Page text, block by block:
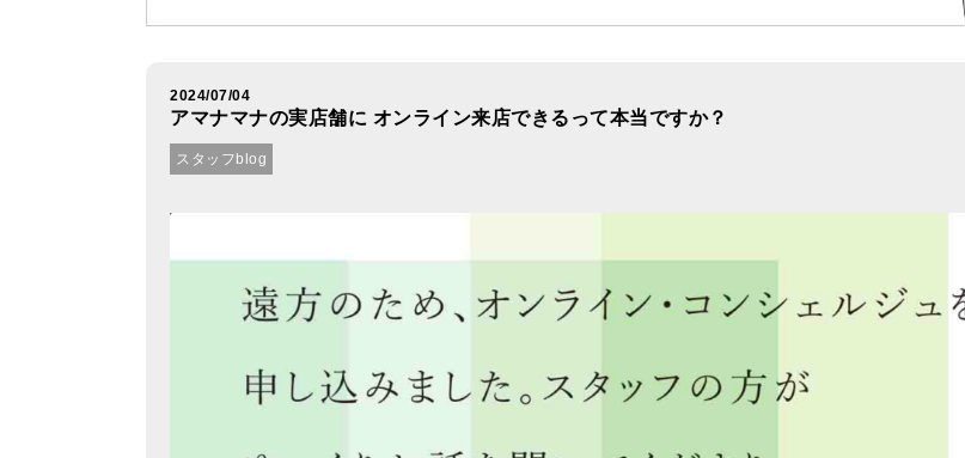
2024/07/04
アマナマナの実店舗に オンライン来店できるって本当ですか？
スタッフblog